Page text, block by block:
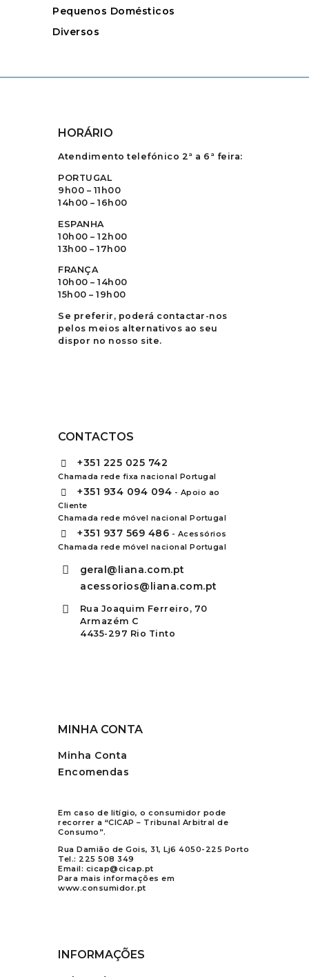
Pequenos Domésticos
Diversos
HORÁRIO
Atendimento telefónico 2ª a 6ª feira:
PORTUGAL
9h00 – 11h00
14h00 – 16h00
ESPANHA
10h00 – 12h00
13h00 – 17h00
FRANÇA
10h00 – 14h00
15h00 – 19h00
Se preferir, poderá contactar-nos
pelos meios alternativos ao seu
dispor no nosso site.
CONTACTOS
+351 225 025 742
Chamada rede fixa nacional Portugal
+351 934 094 094 - Apoio ao
Cliente
Chamada rede móvel nacional Portugal
+351 937 569 486 - Acessórios
Chamada rede móvel nacional Portugal
geral@liana.com.pt
acessorios@liana.com.pt
Rua Joaquim Ferreiro, 70
Armazém C
4435-297 Rio Tinto
MINHA CONTA
Minha Conta
Encomendas
Em caso de litígio, o consumidor pode
recorrer a “CICAP – Tribunal Arbitral de
Consumo”.
Rua Damião de Gois, 31, Lj6 4050-225 Porto
Tel.: 225 508 349
Email: cicap@cicap.pt
Para mais informações em
www.consumidor.pt
INFORMAÇÕES